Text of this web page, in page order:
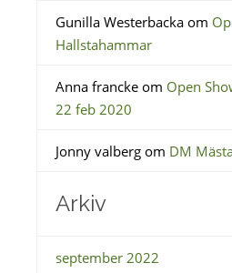
Gunilla Westerbackaom
Hallstahammar
Anna franckeom Open
22 feb 2020
Jonny valbergom DM
Arkiv
september 2022